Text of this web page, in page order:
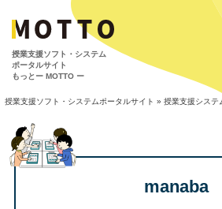
授業⽀援ソフト・システム
ポータルサイト
もっとー MOTTO ー
授業支援ソフト・システムポータルサイト » 授業支援システ
manaba